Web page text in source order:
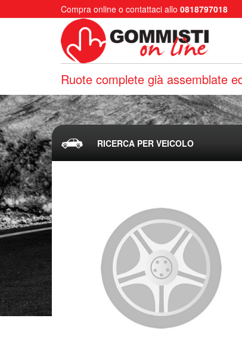
Compra online o contattaci allo 0818797018
Ruote complete già assemblate
RICERCA PER VEICOLO